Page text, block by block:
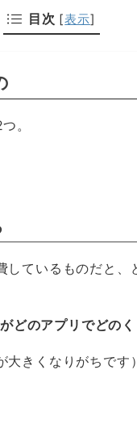
目次 [表示]
。
ているものだと
のアプリでどのく
きくなりがちです